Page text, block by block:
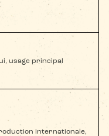
usage principal
internationale,